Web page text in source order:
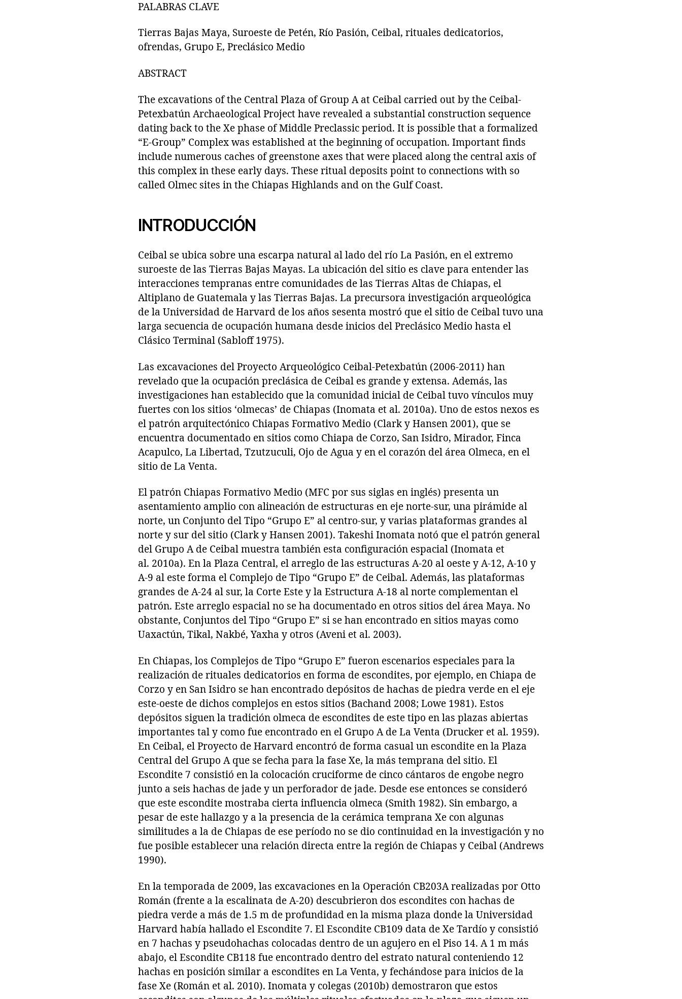
PALABRAS CLAVE
Tierras Bajas Maya, Suroeste de Petén, Río Pasión, Ceibal, rituales dedicatorios,
ofrendas, Grupo E, Preclásico Medio
ABSTRACT
The excavations of the Central Plaza of Group A at Ceibal carried out by the Ceibal-
Petexbatún Archaeological Project have revealed a substantial construction sequence
dating back to the Xe phase of Middle Preclassic period. It is possible that a formalized
“E-Group” Complex was established at the beginning of occupation. Important finds
include numerous caches of greenstone axes that were placed along the central axis of
this complex in these early days. These ritual deposits point to connections with so
called Olmec sites in the Chiapas Highlands and on the Gulf Coast.
INTRODUCCIÓN
Ceibal se ubica sobre una escarpa natural al lado del río La Pasión, en el extremo
suroeste de las Tierras Bajas Mayas. La ubicación del sitio es clave para entender las
interacciones tempranas entre comunidades de las Tierras Altas de Chiapas, el
Altiplano de Guatemala y las Tierras Bajas. La precursora investigación arqueológica
de la Universidad de Harvard de los años sesenta mostró que el sitio de Ceibal tuvo una
larga secuencia de ocupación humana desde inicios del Preclásico Medio hasta el
Clásico Terminal (Sabloff 1975).
Las excavaciones del Proyecto Arqueológico Ceibal-Petexbatún (2006-2011) han
revelado que la ocupación preclásica de Ceibal es grande y extensa. Además, las
investigaciones han establecido que la comunidad inicial de Ceibal tuvo vínculos muy
fuertes con los sitios ‘olmecas’ de Chiapas (Inomata et al. 2010a). Uno de estos nexos es
el patrón arquitectónico Chiapas Formativo Medio (Clark y Hansen 2001), que se
encuentra documentado en sitios como Chiapa de Corzo, San Isidro, Mirador, Finca
Acapulco, La Libertad, Tzutzuculi, Ojo de Agua y en el corazón del área Olmeca, en el
sitio de La Venta.
El patrón Chiapas Formativo Medio (MFC por sus siglas en inglés) presenta un
asentamiento amplio con alineación de estructuras en eje norte-sur, una pirámide al
norte, un Conjunto del Tipo “Grupo E” al centro-sur, y varias plataformas grandes al
norte y sur del sitio (Clark y Hansen 2001). Takeshi Inomata notó que el patrón general
del Grupo A de Ceibal muestra también esta configuración espacial (Inomata et
al. 2010a). En la Plaza Central, el arreglo de las estructuras A-20 al oeste y A-12, A-10 y
A-9 al este forma el Complejo de Tipo “Grupo E” de Ceibal. Además, las plataformas
grandes de A-24 al sur, la Corte Este y la Estructura A-18 al norte complementan el
patrón. Este arreglo espacial no se ha documentado en otros sitios del área Maya. No
obstante, Conjuntos del Tipo “Grupo E” si se han encontrado en sitios mayas como
Uaxactún, Tikal, Nakbé, Yaxha y otros (Aveni et al. 2003).
En Chiapas, los Complejos de Tipo “Grupo E” fueron escenarios especiales para la
realización de rituales dedicatorios en forma de escondites, por ejemplo, en Chiapa de
Corzo y en San Isidro se han encontrado depósitos de hachas de piedra verde en el eje
este-oeste de dichos complejos en estos sitios (Bachand 2008; Lowe 1981). Estos
depósitos siguen la tradición olmeca de escondites de este tipo en las plazas abiertas
importantes tal y como fue encontrado en el Grupo A de La Venta (Drucker et al. 1959).
En Ceibal, el Proyecto de Harvard encontró de forma casual un escondite en la Plaza
Central del Grupo A que se fecha para la fase Xe, la más temprana del sitio. El
Escondite 7 consistió en la colocación cruciforme de cinco cántaros de engobe negro
junto a seis hachas de jade y un perforador de jade. Desde ese entonces se consideró
que este escondite mostraba cierta influencia olmeca (Smith 1982). Sin embargo, a
pesar de este hallazgo y a la presencia de la cerámica temprana Xe con algunas
similitudes a la de Chiapas de ese período no se dio continuidad en la investigación y no
fue posible establecer una relación directa entre la región de Chiapas y Ceibal (Andrews
1990).
En la temporada de 2009, las excavaciones en la Operación CB203A realizadas por Otto
Román (frente a la escalinata de A-20) descubrieron dos escondites con hachas de
piedra verde a más de 1.5 m de profundidad en la misma plaza donde la Universidad
Harvard había hallado el Escondite 7. El Escondite CB109 data de Xe Tardío y consistió
en 7 hachas y pseudohachas colocadas dentro de un agujero en el Piso 14. A 1 m más
abajo, el Escondite CB118 fue encontrado dentro del estrato natural conteniendo 12
hachas en posición similar a escondites en La Venta, y fechándose para inicios de la
fase Xe (Román et al. 2010). Inomata y colegas (2010b) demostraron que estos